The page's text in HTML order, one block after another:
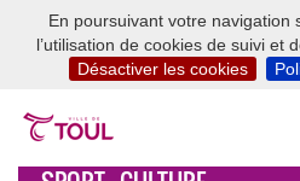
En poursuivant votre navigation
l’utilisation de cookies de suivi et
Désactiver les cookies